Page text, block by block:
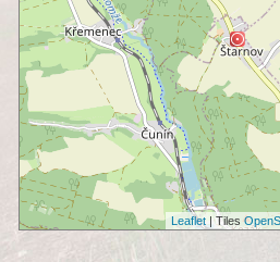
Leaflet | Tiles